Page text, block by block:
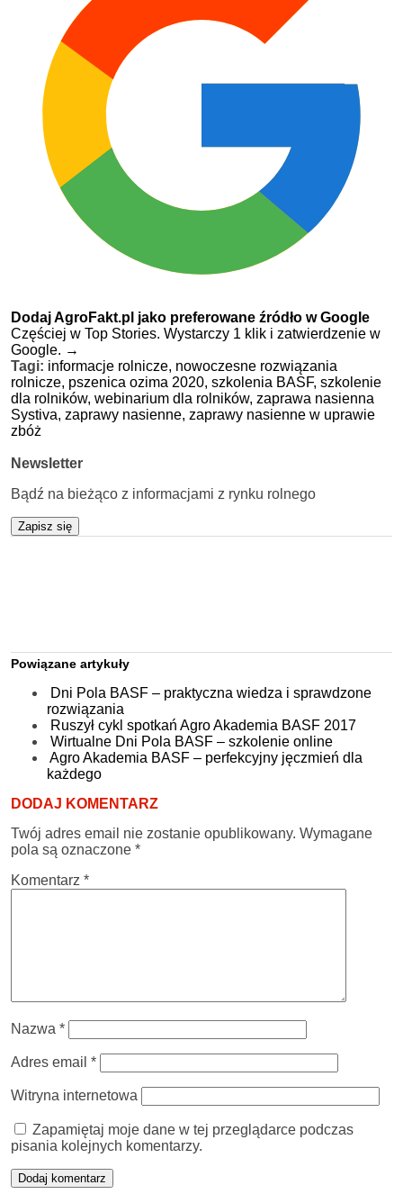
Dodaj AgroFakt.pl jako preferowane źródło w Google
Częściej w Top Stories. Wystarczy 1 klik i zatwierdzenie w
Google. →
Tagi: informacje rolnicze, nowoczesne rozwiązania
rolnicze, pszenica ozima 2020, szkolenia BASF, szkolenie
dla rolników, webinarium dla rolników, zaprawa nasienna
Systiva, zaprawy nasienne, zaprawy nasienne w uprawie
zbóż
Newsletter
Bądź na bieżąco z informacjami z rynku rolnego
Zapisz się
Powiązane artykuły
Dni Pola BASF – praktyczna wiedza i sprawdzone
rozwiązania
Ruszył cykl spotkań Agro Akademia BASF 2017
Wirtualne Dni Pola BASF – szkolenie online
Agro Akademia BASF – perfekcyjny jęczmień dla
każdego
DODAJ KOMENTARZ
Twój adres email nie zostanie opublikowany. Wymagane
pola są oznaczone *
Komentarz *
Nazwa *
Adres email *
Witryna internetowa
Zapamiętaj moje dane w tej przeglądarce podczas
pisania kolejnych komentarzy.